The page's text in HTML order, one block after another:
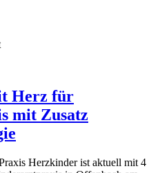
Herz für
mit Zusatz
Herzkinder ist aktuell mit 4